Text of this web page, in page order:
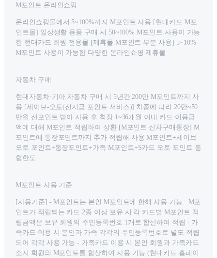
M포인트 온라인쇼핑
온라인쇼핑몰에서 5~100%까지 M포인트 사용 [현대카드 M포
인트몰] 일상생활 용품 구매 시 50~100% M포인트 사용이 가능
한 현대카드 회원 전용몰 [제휴몰 M포인트 부분 사용] 5~10%
M포인트 사용이 가능한 다양한 온라인쇼핑 제휴몰
자동차 구매
현대자동차·기아 자동차 구매 시 5년간 200만 M포인트까지 사
용 [세이브-오토(선지급 포인트 서비스)] 차종에 따라 20만~50
만원 선포인트 받아 사용 후 최장 1~36개월 이내 카드 이용금
액에 대해 M포인트 적립하여 상환 [M포인트 신차구매통장] M
포인트에 통장포인트까지 추가 적립해 사용 M포인트+세이브-
오토 포인트+통장포인트+가족 M포인트+S카드 오토 포인트 통
합한도
M포인트 사용 기준
[사용기준] - M포인트는 본인 M포인트에 한해 사용 가능 ∙ M포
인트가 적립되는 카드 2종 이상 보유 시 각 카드별 M포인트 적
립금액은 보유 회원의 주민등록번호 1개로 합산하여 적립 ∙ 가
족카드 이용 시 본인과 가족 각각의 주민등록번호로 별도 적립
되어 각각 사용 가능 - 가족카드 이용 시 본인 회원과 가족카드
소지 회원의 M포인트를 합산하여 사용 가능 (현대카드 홈페이